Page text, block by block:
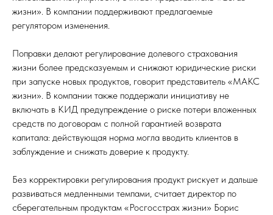
жизни». В компании поддерживают предлагаемые
регулятором изменения.
Поправки делают регулирование долевого страхования
жизни более предсказуемым и снижают юридические риски
при запуске новых продуктов, говорит представитель «МАКС
жизни». В компании также поддержали инициативу не
включать в КИД предупреждение о риске потери вложенных
средств по договорам с полной гарантией возврата
капитала: действующая норма могла вводить клиентов в
заблуждение и снижать доверие к продукту.
Без корректировки регулирования продукт рискует и дальше
развиваться медленными темпами, считает директор по
сберегательным продуктам «Росгосстрах жизни» Борис